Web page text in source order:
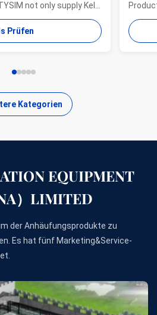
only supply Kelly
brands, but also
world foundation
customized
Product
offer a
providing
needs of
Kategorien
EQUIPMENT
）LIMITED
der Anhäufungsprodukte zu
Es hat fünf Marketing&Service-